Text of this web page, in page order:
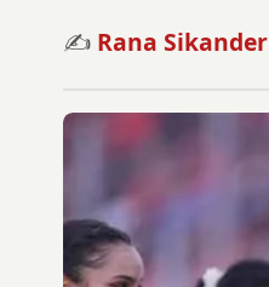
✍️ Rana Sikander